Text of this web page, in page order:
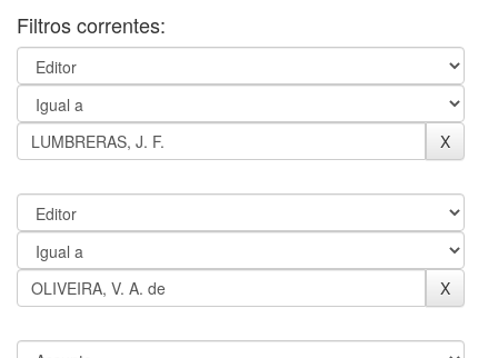
Filtros correntes: